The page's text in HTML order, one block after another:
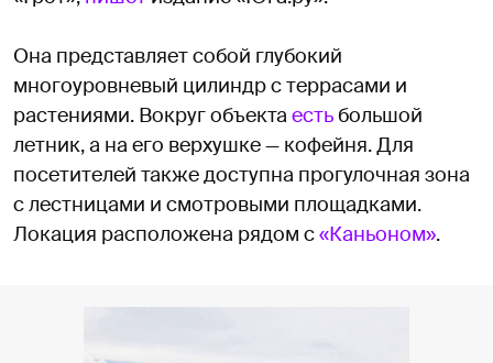
Она представляет собой глубокий
многоуровневый цилиндр с террасами и
растениями. Вокруг объекта есть большой
летник, а на его верхушке — кофейня. Для
посетителей также доступна прогулочная зона
с лестницами и смотровыми площадками.
Локация расположена рядом с«Каньоном».